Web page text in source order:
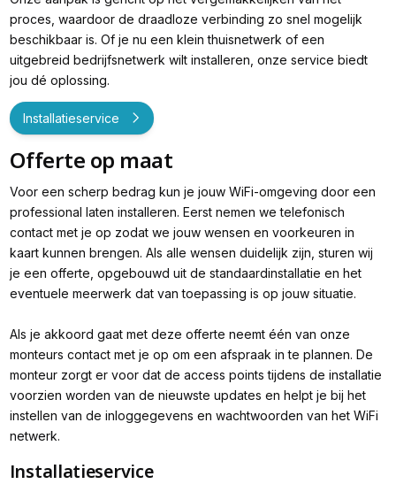
proces, waardoor de draadloze verbinding zo snel mogelijk
beschikbaar is. Of je nu een klein thuisnetwerk of een
uitgebreid bedrijfsnetwerk wilt installeren, onze service biedt
jou dé oplossing.
Installatieservice
Offerte op maat
Voor een scherp bedrag kun je jouw WiFi-omgeving door een
professional laten installeren. Eerst nemen we telefonisch
contact met je op zodat we jouw wensen en voorkeuren in
kaart kunnen brengen. Als alle wensen duidelijk zijn, sturen wij
je een offerte, opgebouwd uit de standaardinstallatie en het
eventuele meerwerk dat van toepassing is op jouw situatie.
Als je akkoord gaat met deze offerte neemt één van onze
monteurs contact met je op om een afspraak in te plannen. De
monteur zorgt er voor dat de access points tijdens de installatie
voorzien worden van de nieuwste updates en helpt je bij het
instellen van de inloggegevens en wachtwoorden van het WiFi
netwerk.
Installatieservice